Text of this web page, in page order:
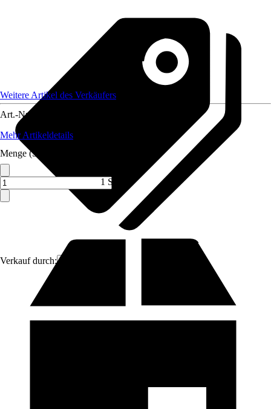
Verkauf durch:
Weitere Artikel des Verkäufers
Art.-Nr.
Mehr Artikeldetails
Menge (ST)
1 ST